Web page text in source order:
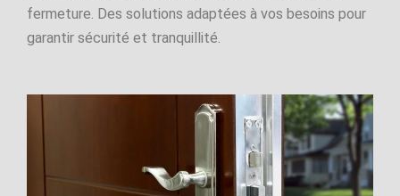
fermeture. Des solutions adaptées à vos besoins pour
garantir sécurité et tranquillité.